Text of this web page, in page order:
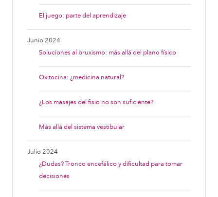
El juego: parte del aprendizaje
Junio 2024
Soluciones al bruxismo: más allá del plano físico
Oxitocina: ¿medicina natural?
¿Los masajes del fisio no son suficiente?
Más allá del sistema vestibular
Julio 2024
¿Dudas? Tronco encefálico y dificultad para tomar
decisiones